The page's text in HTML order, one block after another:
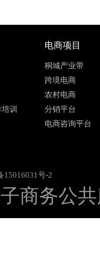
训
电商项目
桐城产业带
跨境电商
农村电商
分销平台
电商咨询平台
15016031号-2
商务公